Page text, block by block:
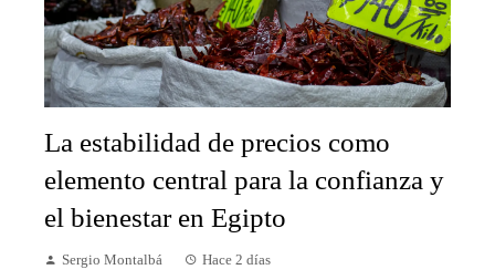
La estabilidad de precios como
elemento central para la confianza y
el bienestar en Egipto
Sergio Montalbá Hace 2 días